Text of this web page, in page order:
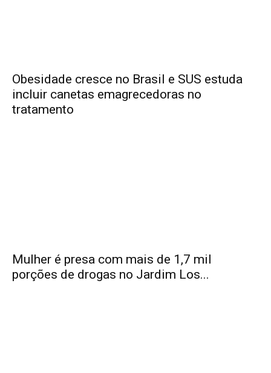
Obesidade cresce no Brasil e SUS estuda
incluir canetas emagrecedoras no
tratamento
Mulher é presa com mais de 1,7 mil
porções de drogas no Jardim Los...